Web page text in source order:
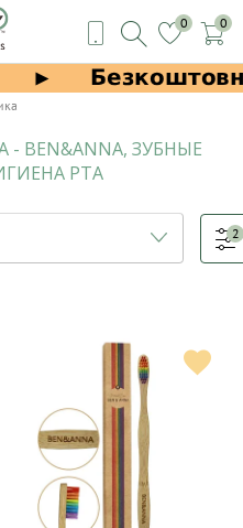
0 0
BEN&ANNA, ЗУБНЫЕ
РТА
2